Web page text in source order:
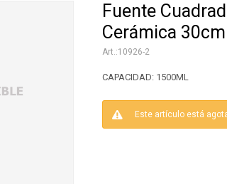
Fuente
Cerámica
10926-2
CAPACIDAD: 1500ML
Este artículo está